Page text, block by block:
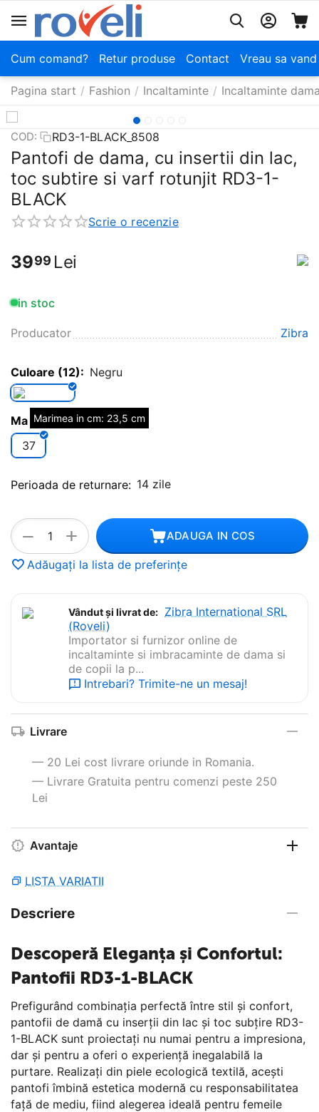
Cum comand? Retur produse Contact Vreau sa
Pagina start / Fashion / Incaltaminte / Incaltaminte
COD: RD3-1-BLACK_8508
Pantofi de dama, cu insertii din lac,
toc subtire​ si varf rotunjit RD3-1-
BLACK
Scrie o recenzie
3999 Lei
in stoc
Producator Zibra
Culoare (12): Negru
Marime (12):
37
Marimea in cm: 23,5 cm
Perioada de returnare: 14 zile
+
− ADAUGA IN COS
Adăugați la lista de preferințe
Vândut și livrat de: Zibra International SRL
(Roveli)
Importator si furnizor online de
incaltaminte si imbracaminte de dama si
de copii la p...
Intrebari? Trimite-ne un mesaj!
Livrare
— 20 Lei cost livrare oriunde in Romania.
— Livrare Gratuita pentru comenzi peste 250
Lei
Avantaje
LISTA VARIATII
Descriere
Descoperă Eleganța și Confortul:
Pantofii RD3-1-BLACK
Prefigurând combinația perfectă între stil și confort,
pantofii de damă cu inserții din lac și toc subțire RD3-
1-BLACK sunt proiectați nu numai pentru a impresiona,
dar și pentru a oferi o experiență inegalabilă la
purtare. Realizați din piele ecologică textilă, acești
pantofi îmbină estetica modernă cu responsabilitatea
față de mediu, fiind alegerea ideală pentru femeile